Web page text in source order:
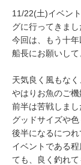
11/22(土)イベン
グに行ってきまし
今回は、もう十
船長にお願いして
天気良く風もな
やはりお魚のご機
前半は苦戦しま
グッドサイズや色
後半になるにつれ
イベントである
ても、良く釣れて